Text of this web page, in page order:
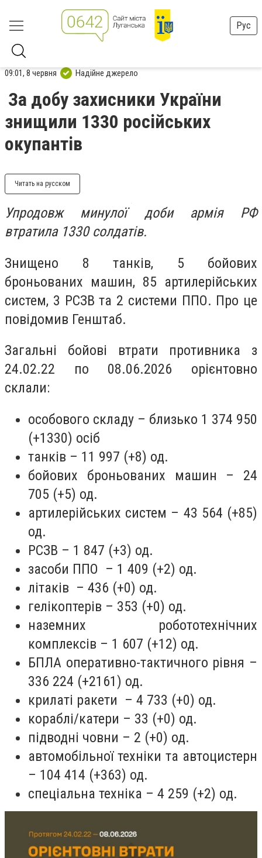
Рус
09:01, 8 червня Надійне джерело
За добу захисники України
знищили 1330 російських
окупантів
Читать на русском
Упродовж минулої доби армія РФ
втратила 1330 солдатів.
Знищено 8 танків, 5 бойових
броньованих машин, 85 артилерійських
систем, 3 РСЗВ та 2 системи ППО. Про це
повідомив Генштаб.
Загальні бойові втрати противника з
24.02.22 по 08.06.2026 орієнтовно
склали:
особового складу – близько 1 374 950
(+1330) осіб
танків – 11 997 (+8) од.
бойових броньованих машин – 24
705 (+5) од.
артилерійських систем – 43 564 (+85)
од.
РСЗВ – 1 847 (+3) од.
засоби ППО – 1 409 (+2) од.
літаків – 436 (+0) од.
гелікоптерів – 353 (+0) од.
наземних робототехнічних
комплексів – 1 607 (+12) од.
БПЛА оперативно-тактичного рівня –
336 224 (+2161) од.
крилаті ракети – 4 733 (+0) од.
кораблі/катери – 33 (+0) од.
підводні човни – 2 (+0) од.
автомобільної техніки та автоцистерн
– 104 414 (+363) од.
спеціальна техніка – 4 259 (+2) од.